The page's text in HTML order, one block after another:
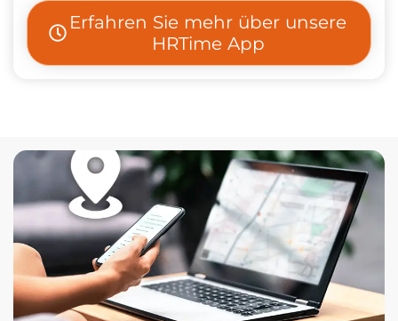
Erfahren Sie mehr über unsere
HRTime App